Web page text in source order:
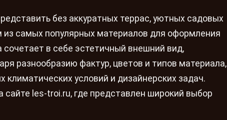
без аккуратных террас, уютных садовых
самых популярных материалов для оформления
сочетает в себе эстетичный внешний вид,
разнообразию фактур, цветов и типов материала,
условий и дизайнерских задач.
les-troi.ru, где представлен широкий выбор